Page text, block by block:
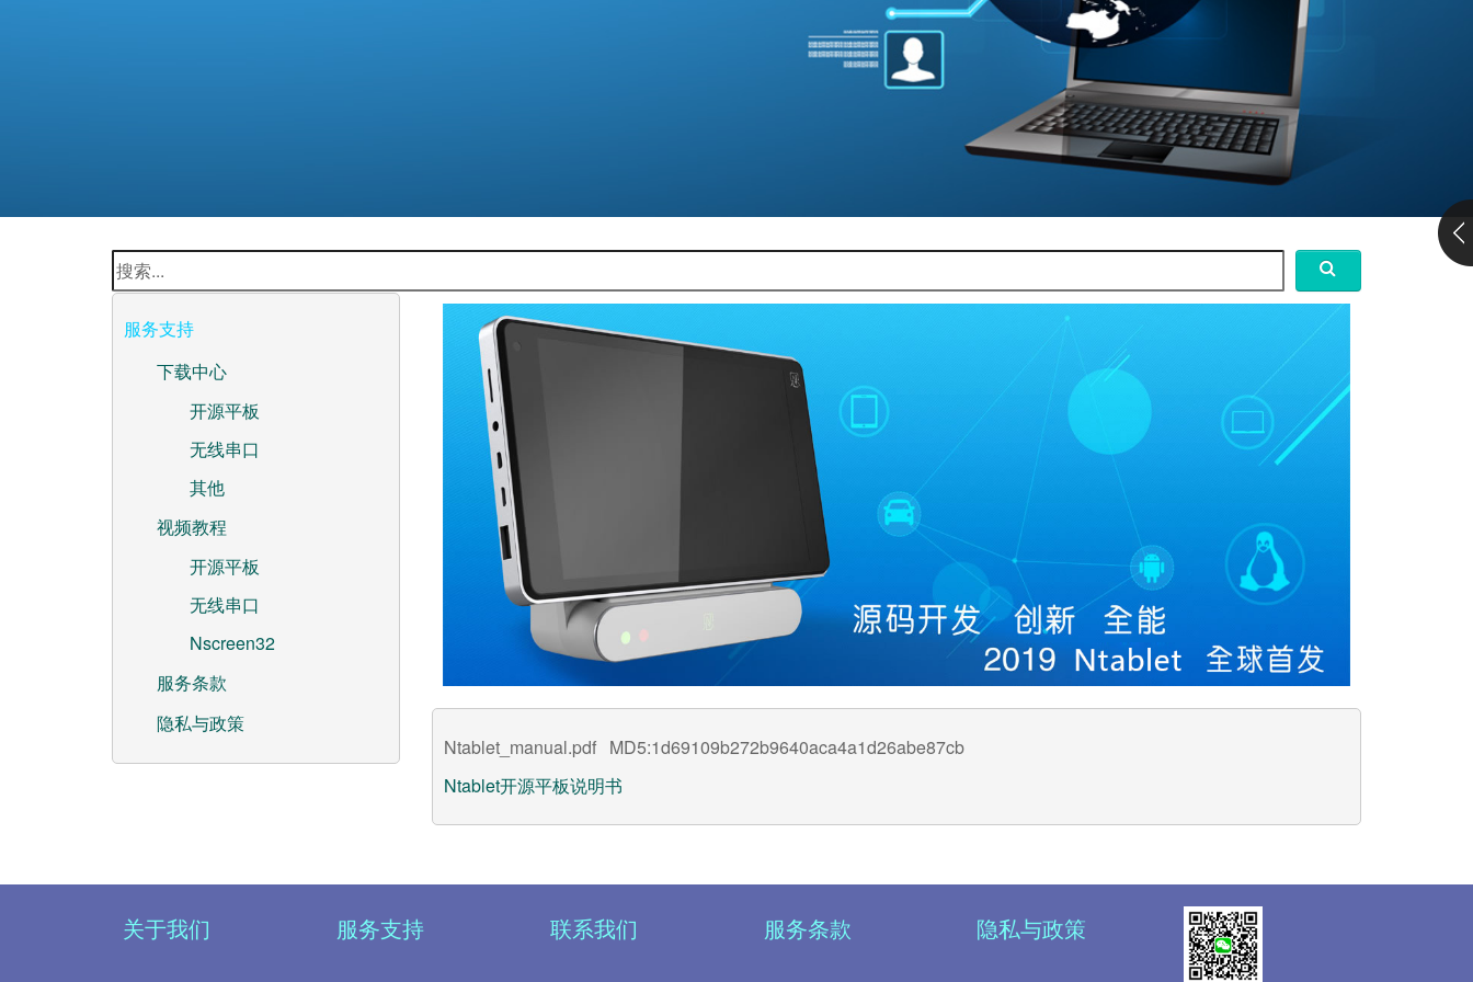
服务支持
下载中心
开源平板
无线串口
其他
视频教程
开源平板
无线串口
Nscreen32
服务条款
隐私与政策
Ntablet_manual.pdf MD5:1d69109b272b9640aca4a1d26abe87cb
Ntablet开源平板说明书
关于我们 服务支持 联系我们 服务条款 隐私与政策